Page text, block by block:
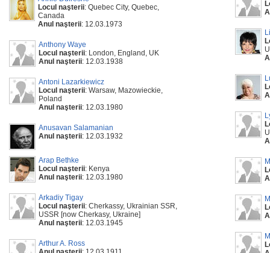
Locul naşterii: Quebec City, Quebec,
Canada
Anul naşterii: 12.03.1973
Anthony Waye
Locul naşterii: London, England, UK
Anul naşterii: 12.03.1938
Antoni Lazarkiewicz
Locul naşterii: Warsaw, Mazowieckie,
Poland
Anul naşterii: 12.03.1980
Anusavan Salamanian
Anul naşterii: 12.03.1932
Arap Bethke
Locul naşterii: Kenya
Anul naşterii: 12.03.1980
Arkadiy Tigay
Locul naşterii: Cherkassy, Ukrainian SSR,
USSR [now Cherkasy, Ukraine]
Anul naşterii: 12.03.1945
Arthur A. Ross